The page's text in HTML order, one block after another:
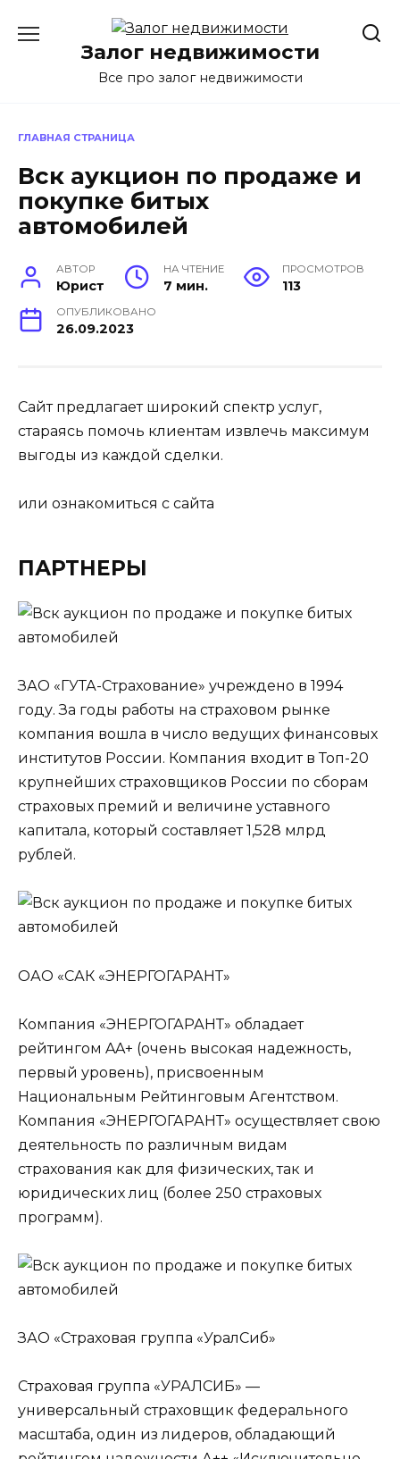
содержаниюЗалог недвижимости
Все про залог недвижимости
ГЛАВНАЯ СТРАНИЦА
Вск аукцион по продаже и
покупке битых
автомобилей
АВТОР
Юрист
НА ЧТЕНИЕ
7 мин.
ПРОСМОТРОВ
113
ОПУБЛИКОВАНО
26.09.2023
Сайт предлагает широкий спектр услуг,
стараясь помочь клиентам извлечь максимум
выгоды из каждой сделки.
или ознакомиться с сайта
ПАРТНЕРЫ
ЗАО «ГУТА-Страхование» учреждено в 1994
году. За годы работы на страховом рынке
компания вошла в число ведущих финансовых
институтов России. Компания входит в Топ-20
крупнейших страховщиков России по сборам
страховых премий и величине уставного
капитала, который составляет 1,528 млрд
рублей.
ОАО «САК «ЭНЕРГОГАРАНТ»
Компания «ЭНЕРГОГАРАНТ» обладает
рейтингом AA+ (очень высокая надежность,
первый уровень), присвоенным
Национальным Рейтинговым Агентством.
Компания «ЭНЕРГОГАРАНТ» осуществляет свою
деятельность по различным видам
страхования как для физических, так и
юридических лиц (более 250 страховых
программ).
ЗАО «Страховая группа «УралСиб»
Страховая группа «УРАЛСИБ» —
универсальный страховщик федерального
масштаба, один из лидеров, обладающий